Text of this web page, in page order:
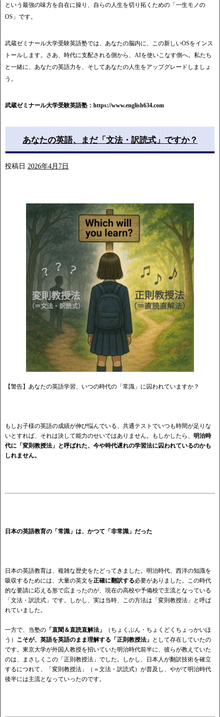
という最強の味方を自在に操り、自らの人生を切り拓くための「一生モノの
OS」です。
武蔵ゼミナール大学受験英語塾では、あなたの脳内に、この新しいOSをインス
トールします。さあ、時代に支配される側から、AIを使いこなす側へ。私たち
と一緒に、あなたの英語力を、そしてあなたの人生をアップグレードしましょ
う。
武蔵ゼミナール大学受験英語塾：https://www.english634.com
あなたの英語、まだ「文法・訳読式」ですか？
投稿日 2026年4月7日
【警告】あなたの英語学習、いつの時代の「常識」に囚われていますか？
もしお子様の英語の成績が伸び悩んでいる、共通テストでいつも時間が足りな
いとすれば、それは決して能力のせいではありません。もしかしたら、 明治時
代に「変則教授法」と呼ばれた、今や時代遅れの学習法に囚われているのかも
しれません。
日本の英語教育の「常識」は、かつて「非常識」だった
日本の英語教育は、複雑な歴史をたどってきました。明治時代、西洋の知識を
吸収するためには、大量の英文を正確に翻訳する必要がありました。この時代
的な要請に応える形で広まったのが、現在の高校や予備校で主流となっている
「文法・訳読式」です。しかし、実は当時、この方法は「変則教授法」と呼ば
れていました。
一方で、当塾の 「直聞＆直読直解法」
（ちょくぶん・ちょくどくちょっかいほ
う） こそが、英語を英語のまま理解する 「正則教授法」 として存在していたの
です。東京大学が外国人教授を招いていた明治時代前半に、彼らが教えていた
のは、まさしくこの「正則教授法」でした。しかし、日本人が翻訳技術を確立
するにつれて、「変則教授法」（＝文法・訳読式）が普及し、やがて明治時代
後半には主流となっていったのです。